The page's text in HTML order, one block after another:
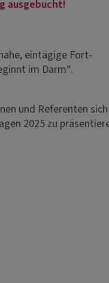
ausgebucht!
eintägige Fort-
im Darm“.
und Referenten
2025 zu